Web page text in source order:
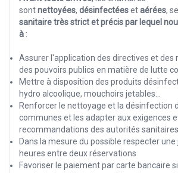
sontnettoyées, désinfectéesetaérées,
sanitaire très strict et précis par lequel
à :
Assurer l'application des directives et des
des pouvoirs publics en matière de lutte
Mettre à disposition des produits
hydro alcoolique, mouchoirs jetables…
Renforcer le nettoyage et la désinfection
communes et les adapter aux exigences
recommandations des autorités sanitaires
Dans la mesure du possible respecter une
heures entre deux réservations
Favoriser le paiement par carte bancaire